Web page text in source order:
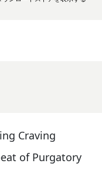
Craving
of Purgatory